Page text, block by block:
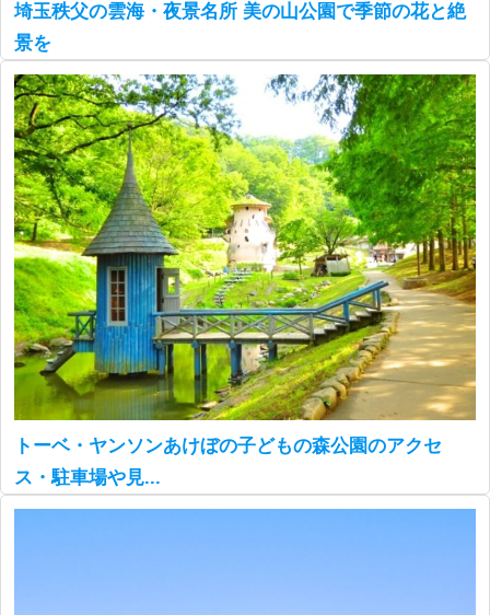
埼玉秩父の雲海・夜景名所 美の山公園で季節の花と絶
景を
トーベ・ヤンソンあけぼの子どもの森公園のアクセ
ス・駐車場や見...